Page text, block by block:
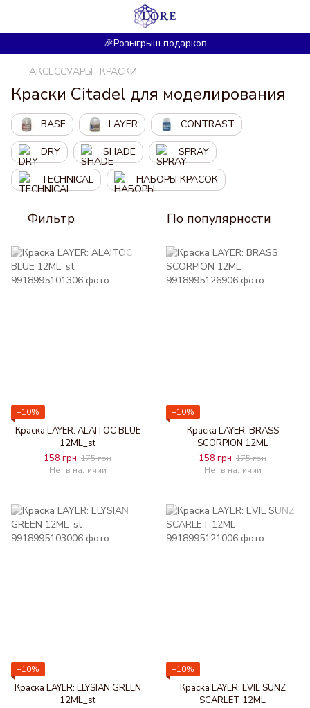
🎉Розыгрыш подарков
АКСЕССУАРЫ КРАСКИ
Краски Citadel для моделирования
BASE LAYER CONTRAST
DRY SHADE SPRAY
TECHNICAL НАБОРЫ КРАСОК
Фильтр По популярности
−10%
Краска LAYER: ALAITOC BLUE
12ML_st
158 грн 175 грн
Нет в наличии
−10%
Краска LAYER: BRASS
SCORPION 12ML
158 грн 175 грн
Нет в наличии
−10%
Краска LAYER: ELYSIAN GREEN
12ML_st
−10%
Краска LAYER: EVIL SUNZ
SCARLET 12ML